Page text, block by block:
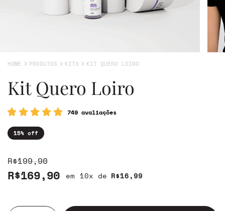
HOME PRODUTOS KITS KIT QUERO LOIRO
Kit Quero Loiro
749 avaliações
15% off
R$199,90
10x de R$16,99
R$169,90